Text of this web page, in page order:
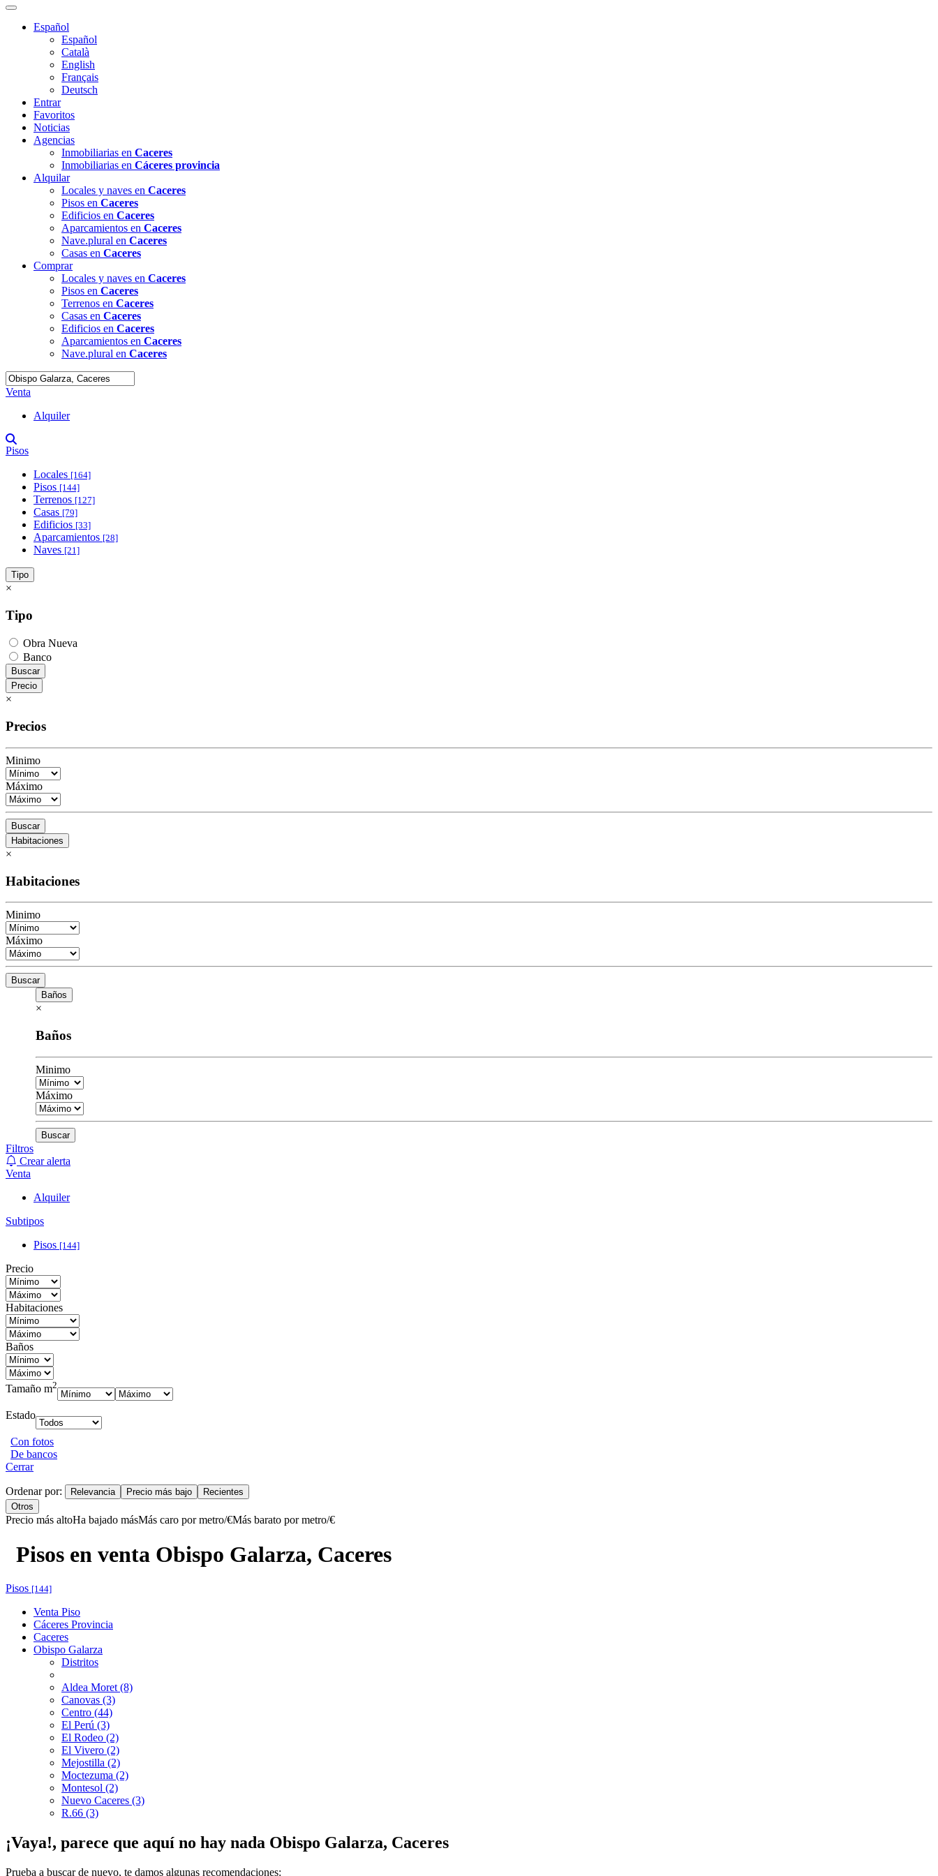
Español
Español
Català
English
Français
Deutsch
Entrar
Favoritos
Noticias
Agencias
Inmobiliarias en Caceres
Inmobiliarias en Cáceres provincia
Alquilar
Locales y naves en Caceres
Pisos en Caceres
Edificios en Caceres
Aparcamientos en Caceres
Nave.plural en Caceres
Casas en Caceres
Comprar
Locales y naves en Caceres
Pisos en Caceres
Terrenos en Caceres
Casas en Caceres
Edificios en Caceres
Aparcamientos en Caceres
Nave.plural en Caceres
Venta
Alquiler
Pisos
Locales [164]
Pisos [144]
Terrenos [127]
Casas [79]
Edificios [33]
Aparcamientos [28]
Naves [21]
Tipo
×
Tipo
Obra Nueva
Banco
Buscar
Precio
×
Precios
Minimo
Máximo
Buscar
Habitaciones
×
Habitaciones
Minimo
Máximo
Buscar
Baños
×
Baños
Minimo
Máximo
Buscar
Filtros
Crear alerta
Venta
Alquiler
Subtipos
Pisos [144]
Precio
Habitaciones
Baños
Tamaño m2
Estado
Con fotos
De bancos
Cerrar
Ordenar por: Relevancia Precio más bajo
Recientes
Otros
Precio más altoHa bajado másMás caro por metro/€Más barato por metro/€
Pisos en venta Obispo Galarza, Caceres
Pisos [144]
Venta Piso
Cáceres Provincia
Caceres
Obispo Galarza
Distritos
Aldea Moret (8)
Canovas (3)
Centro (44)
El Perú (3)
El Rodeo (2)
El Vivero (2)
Mejostilla (2)
Moctezuma (2)
Montesol (2)
Nuevo Caceres (3)
R.66 (3)
¡Vaya!, parece que aquí no hay nada Obispo Galarza, Caceres
Prueba a buscar de nuevo, te damos algunas recomendaciones: